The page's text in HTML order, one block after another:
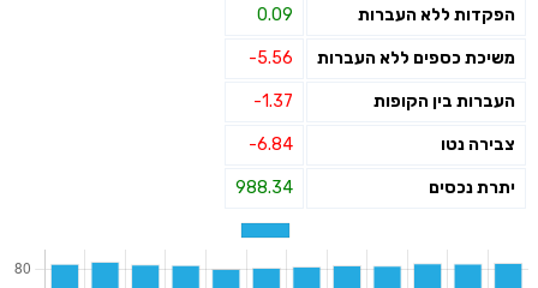
הפקדות ללא העברות 0.09
משיכת כספים ללא העברות -5.56
העברות בין הקופות -1.37
צבירה נטו -6.84
יתרת נכסים 988.34